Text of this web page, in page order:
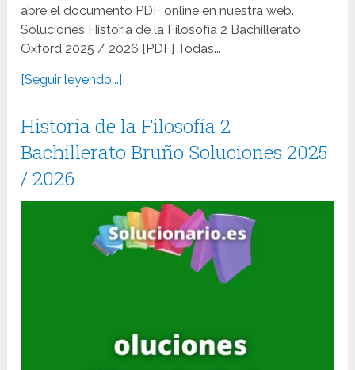
abre el documento PDF online en nuestra web.
Soluciones Historia de la Filosofía 2 Bachillerato
Oxford 2025 / 2026 [PDF] Todas...
[Seguir leyendo...]
Historia de la Filosofía 2
Bachillerato Bruño Soluciones 2025
/ 2026